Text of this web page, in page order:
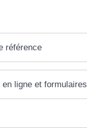
référence
ligne et formulaires